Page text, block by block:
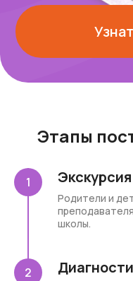
Этапы
Родители и
школы.